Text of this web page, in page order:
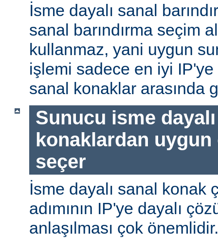
İsme dayalı sanal
sanal barındırma seçim
kullanmaz, yani uygun
işlemi sadece en iyi
sanal konaklar arasında
Sunucu isme
konaklardan uygun
seçer
İsme dayalı sanal konak
adımının IP'ye dayalı
anlaşılması çok